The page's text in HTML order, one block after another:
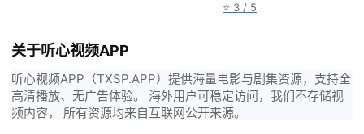
⭐ 3 / 5
关于听心视频APP
听心视频APP（TXSP.APP）提供海量电影与剧集资源，支持全
高清播放、无广告体验。 海外用户可稳定访问，我们不存储视
频内容， 所有资源均来自互联网公开来源。